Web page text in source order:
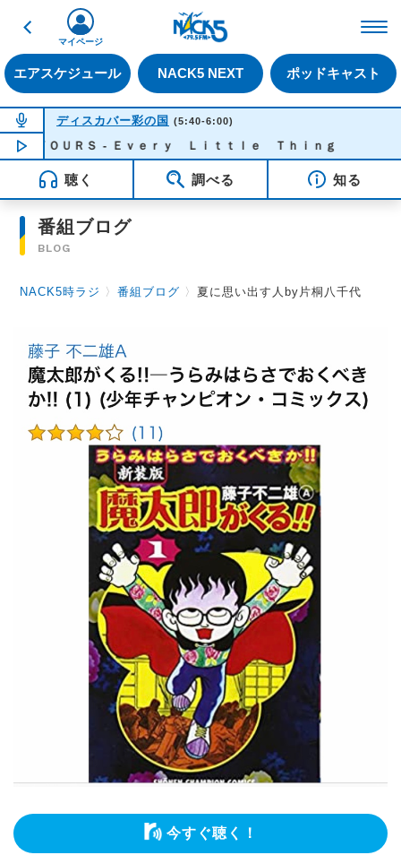
戻る
エアスケジュール NACK5 NEXT ポッドキャスト
マイページ
NOW ON AIR
ディスカバー彩の国 (5:40-6:00)
NOW PLAYING 05:42
ＹＯＵＲＳ - Ｅｖｅｒｙ Ｌｉｔｔｌｅ Ｔｈｉｎｇ
聴く 調べる 知る
番組ブログ
BLOG
NACK5時ラジ 〉番組ブログ 〉 夏に思い出す人by片桐八千代
今すぐ聴く！